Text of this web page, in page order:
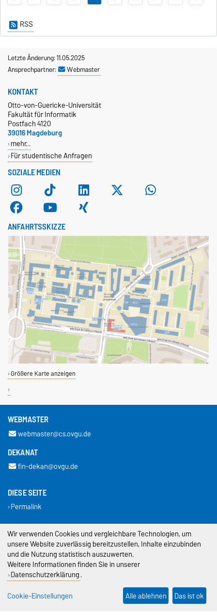
RSS
Letzte Änderung: 11.05.2025
Ansprechpartner:
Webmaster
SOZIALE MEDIEN
KONTAKT
Otto-von-Guericke-Universität
Fakultät für Informatik
Postfach 4120
39016 Magdeburg
mehr…
Für studentische Anfragen
ANFAHRTSSKIZZE
Größere Karte anzeigen
WEBMASTER
webmaster@cs.ovgu.de
DEKANAT
fin-dekan@ovgu.de
DIESE SEITE
Permalink
Impressum
Datenschutz
Barrierefreiheit
Cookie-Einstellungen
Wir verwenden Cookies und vergleichbare Technologien, um
unsere Website zuverlässig bereitzustellen, Inhalte einzubinden
und die Nutzung statistisch auszuwerten.
Weitere Informationen finden Sie in unserer
Datenschutzerklärung.
Cookie-Einstellungen
Alle ablehnen Das ist ok